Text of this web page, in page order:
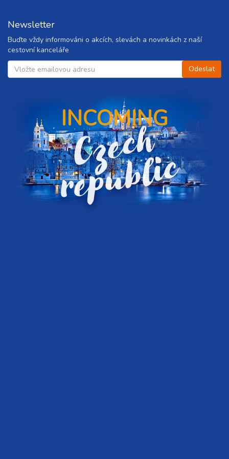
Newsletter
Buďte vždy informováni o akcích, slevách a novinkách z naší
cestovní kanceláře
INCOMING
C
z
e
c
h
r
e
p
u
b
l
i
c